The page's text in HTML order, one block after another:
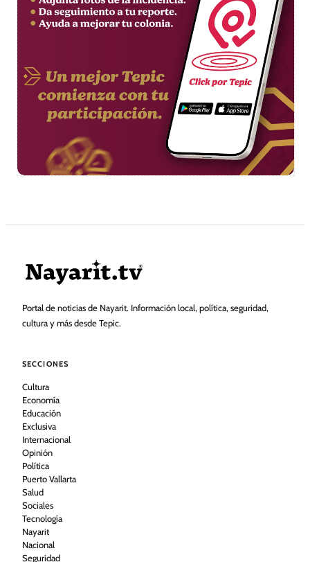
Portal de noticias de Nayarit. Información local, política, seguridad,
cultura y más desde Tepic.
SECCIONES
Cultura
Economía
Educación
Exclusiva
Internacional
Opinión
Política
Puerto Vallarta
Salud
Sociales
Tecnología
Nayarit
Nacional
Seguridad